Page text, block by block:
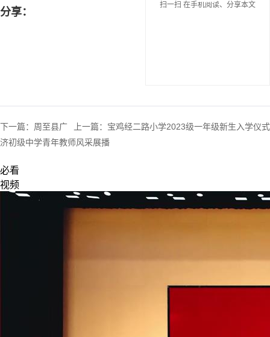
分享：
扫一扫 在手机阅读、分享本文
上一篇： 宝鸡经二路小学2023级一年级新生入学仪式
下一篇： 周至县广
济初级中学青年教师风采展播
必看
视频